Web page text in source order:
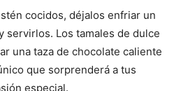
cocidos, déjalos enfriar un
servirlos. Los tamales de dulce
una taza de chocolate caliente
que sorprenderá a tus
especial.